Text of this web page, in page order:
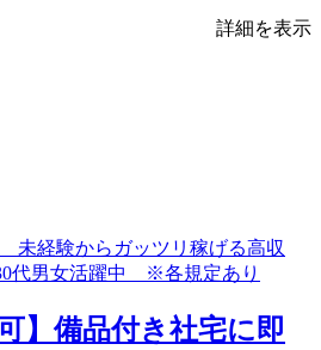
詳細を表示
】備品付き社宅に即